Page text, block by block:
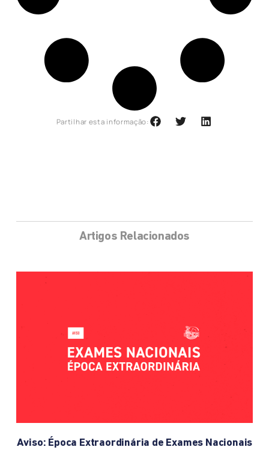
Partilhar esta informação:
Artigos Relacionados
Aviso: Época Extraordinária de Exames Nacionais